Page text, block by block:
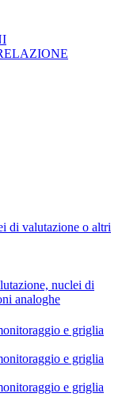
di valutazione o altri
nuclei di
analoghe
e griglia
e griglia
e griglia